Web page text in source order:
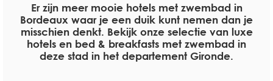
Er zijn meer mooie hotels met zwembad in
Bordeaux waar je een duik kunt nemen dan je
misschien denkt. Bekijk onze selectie van luxe
hotels en bed & breakfasts met zwembad in
deze stad in het departement Gironde.